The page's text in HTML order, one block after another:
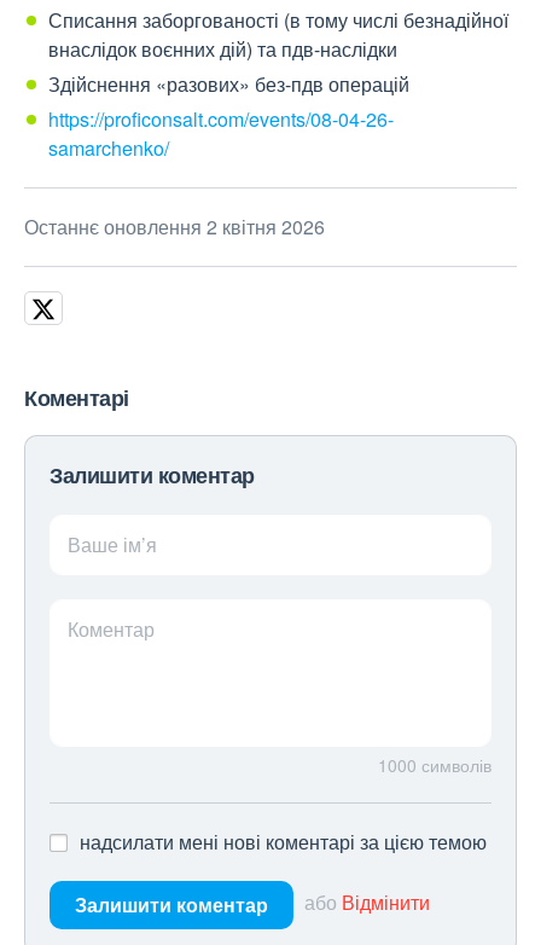
Списання заборгованості (в тому числі безнадійної
внаслідок воєнних дій) та пдв-наслідки
Здійснення «разових» без-пдв операцій
https://proficonsalt.com/events/08-04-26-
samarchenko/
Останнє оновлення 2 квітня 2026
Коментарі
Залишити коментар
Ваше ім’я
Коментар
1000 символів
надсилати мені нові коментарі за цією темою
Залишити коментар або Відмінити